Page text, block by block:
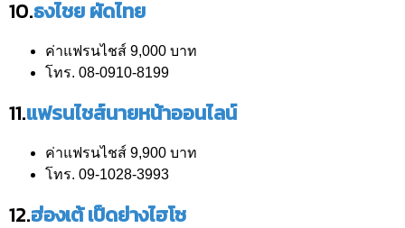
10.ธงไชย ผัดไทย
ค่าแฟรนไชส์ 9,000 บาท
โทร. 08-0910-8199
11.แฟรนไชส์นายหน้าออนไลน์
ค่าแฟรนไชส์ 9,900 บาท
โทร. 09-1028-3993
12.ฮ่องเต้ เป็ดย่างไฮโซ